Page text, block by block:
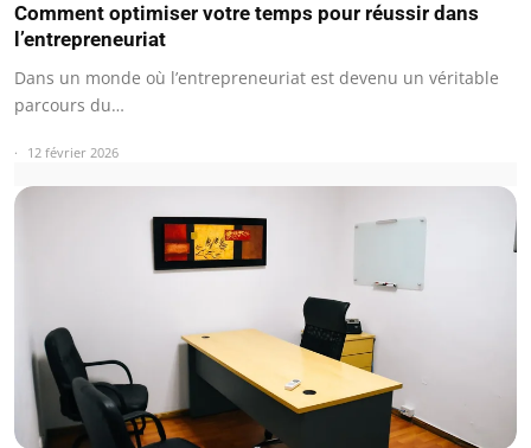
Comment optimiser votre temps pour réussir dans
l’entrepreneuriat
Dans un monde où l’entrepreneuriat est devenu un véritable
parcours du…
12 février 2026